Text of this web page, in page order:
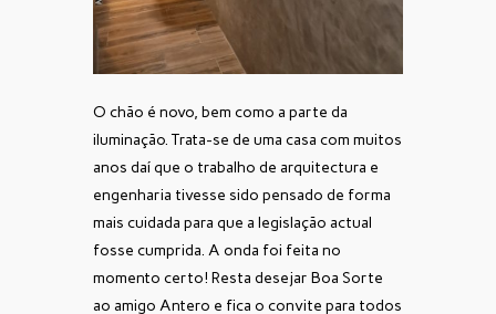
O chão é novo, bem como a parte da
iluminação. Trata-se de uma casa com muitos
anos daí que o trabalho de arquitectura e
engenharia tivesse sido pensado de forma
mais cuidada para que a legislação actual
fosse cumprida. A onda foi feita no
momento certo! Resta desejar Boa Sorte
ao amigo Antero e fica o convite para todos